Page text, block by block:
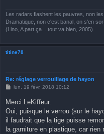
Les radars flashent les pauvres, non les
Dramatique, non c'est banal, on s'en
(Lino, A part ça... tout va bien, 2005)
titine78
Re: réglage verrouillage de hayon
M
s
a
g
e
lun. 19 févr. 2018 10:12
Merci LeKiffeur.
Oui, puisque le verrou (sur le
il faudrait que la tige puisse
la garniture en plastique, car